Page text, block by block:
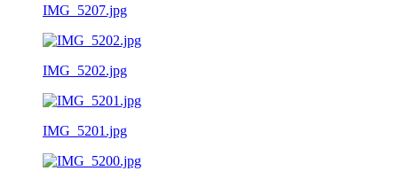
IMG_5207.jpg
IMG_5202.jpg
IMG_5201.jpg